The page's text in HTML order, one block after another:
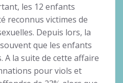
les 12 enfants
reconnus victimes de
Depuis lors, la
que les enfants
la suite de cette affaire
pour viols et